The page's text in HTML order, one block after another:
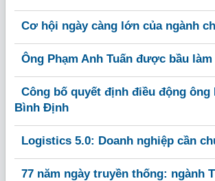
Cơ hội ngày càng lớn của ngành
Ông Phạm Anh Tuấn được bầu
Công bố quyết định điều động
Bình Định
Logistics 5.0: Doanh nghiệp cần
77 năm ngày truyền thống: ngành